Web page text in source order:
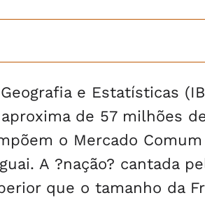
e Estatísticas
de 57 milhões
o Mercado
A ?nação? cantada
que o tamanho da